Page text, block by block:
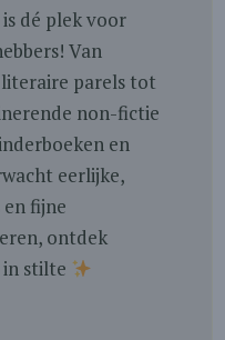
is dé plek voor
Van
parels tot
non-fictie
en
eerlijke,
en fijne
ontdek
in stilte